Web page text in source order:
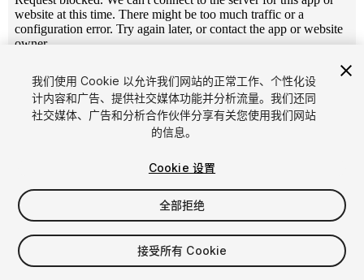
1/4
$15
增值税将在结算时计算
我们使用 Cookie 以允许我们网站的正常工作、个性化设
计内容和广告、提供社交媒体功能并分析流量。我们还同
社交媒体、广告和分析合作伙伴分享有关您使用我们网站
的信息。
Cookie 设置
全部拒绝
接受所有 Cookie